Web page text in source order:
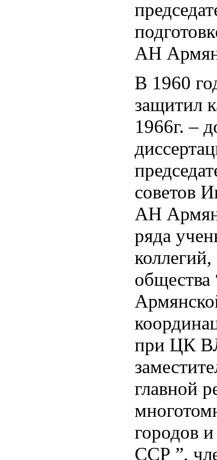
АН
В 1960
защитил
1966г. –
советов
АН
ряда
общества
при ЦК
главной
городов
ССР ”,